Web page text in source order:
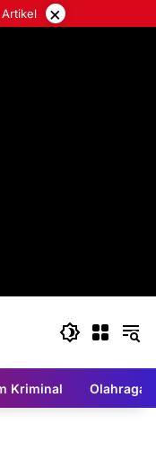
×
Kriminal Olahraga